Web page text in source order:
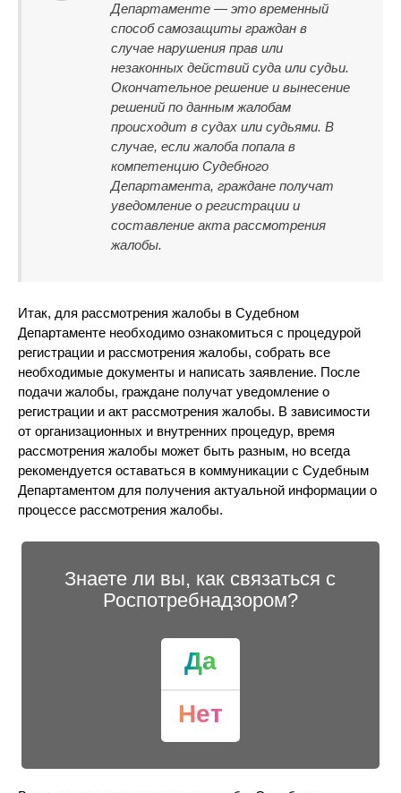
Департаменте — это временный
способ самозащиты граждан в
случае нарушения прав или
незаконных действий суда или судьи.
Окончательное решение и вынесение
решений по данным жалобам
происходит в судах или судьями. В
случае, если жалоба попала в
компетенцию Судебного
Департамента, граждане получат
уведомление о регистрации и
составление акта рассмотрения
жалобы.
Итак, для рассмотрения жалобы в Судебном
Департаменте необходимо ознакомиться с процедурой
регистрации и рассмотрения жалобы, собрать все
необходимые документы и написать заявление. После
подачи жалобы, граждане получат уведомление о
регистрации и акт рассмотрения жалобы. В зависимости
от организационных и внутренних процедур, время
рассмотрения жалобы может быть разным, но всегда
рекомендуется оставаться в коммуникации с Судебным
Департаментом для получения актуальной информации о
процессе рассмотрения жалобы.
Знаете ли вы, как связаться с
Роспотребнадзором?
Да
Нет